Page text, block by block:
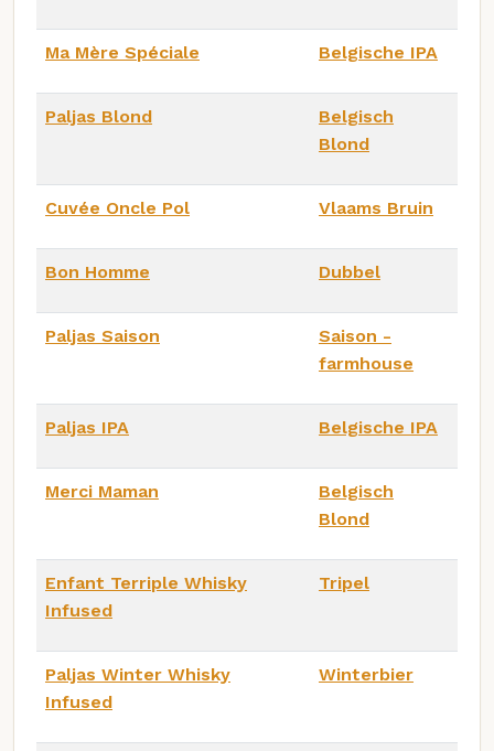
Ma Mère Spéciale Belgische IPA
Paljas Blond
Belgisch
Blond
Cuvée Oncle Pol Vlaams Bruin
Bon Homme Dubbel
Paljas Saison
Saison -
farmhouse
Paljas IPA Belgische IPA
Merci Maman
Belgisch
Blond
Enfant Terriple Whisky
Infused
Tripel
Paljas Winter Whisky
Infused
Winterbier